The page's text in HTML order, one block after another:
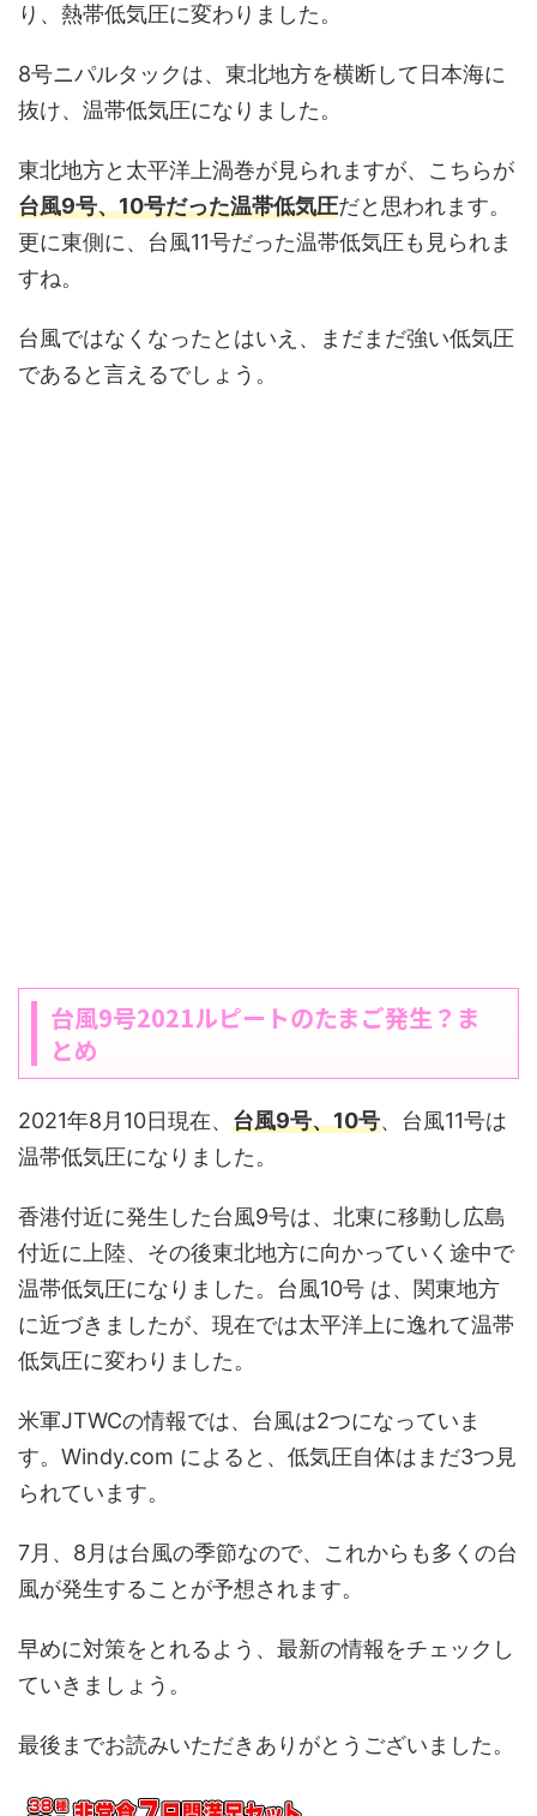
り、熱帯低気圧に変わりました。
8号ニパルタックは、東北地方を横断して日本海に
抜け、温帯低気圧になりました。
東北地方と太平洋上渦巻が見られますが、こちらが
台風9号、10号だった温帯低気圧だと思われます。
更に東側に、台風11号だった温帯低気圧も見られま
すね。
台風ではなくなったとはいえ、まだまだ強い低気圧
であると言えるでしょう。
台風9号2021ルピートのたまご発生？ま
とめ
2021年8月10日現在、 台風9号、10号、台風11号は
温帯低気圧になりました。
香港付近に発生した台風9号は、北東に移動し広島
付近に上陸、その後東北地方に向かっていく途中で
温帯低気圧になりました。台風10号 は、関東地方
に近づきましたが、現在では太平洋上に逸れて温帯
低気圧に変わりました。
米軍JTWCの情報では、台風は2つになっていま
す。Windy.com によると、低気圧自体はまだ3つ見
られています。
7月、8月は台風の季節なので、これからも多くの台
風が発生することが予想されます。
早めに対策をとれるよう、最新の情報をチェックし
ていきましょう。
最後までお読みいただきありがとうございました。